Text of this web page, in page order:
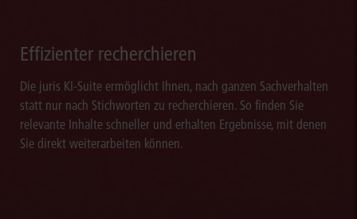
Effizienter recherchieren
Die juris KI-Suite ermöglicht Ihnen, nach ganzen Sachverhalten
statt nur nach Stichworten zu recherchieren. So finden Sie
relevante Inhalte schneller und erhalten Ergebnisse, mit denen
Sie direkt weiterarbeiten können.